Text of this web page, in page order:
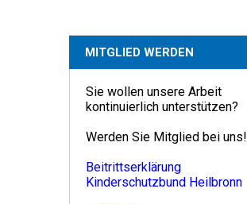
MITGLIED WERDEN
Sie wollen unsere Arbeit
kontinuierlich unterstützen?
Werden Sie Mitglied bei uns!
Beitrittserklärung
Kinderschutzbund Heilbronn